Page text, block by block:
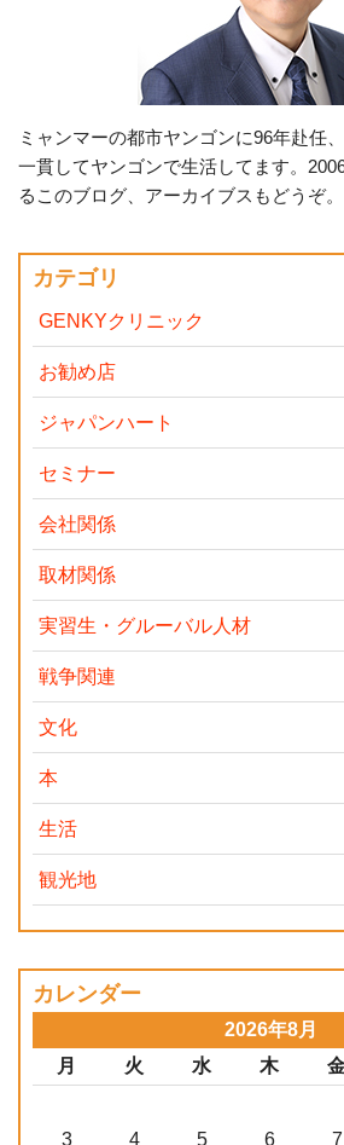
ミャンマーの都市ヤンゴンに96年赴任
一貫してヤンゴンで生活してます。
るこのブログ、アーカイブスもどうぞ。
カテゴリ
GENKYクリニック
お勧め店
ジャパンハート
セミナー
会社関係
取材関係
実習生・グルーバル人材
戦争関連
文化
本
生活
観光地
カレンダー
2026年8月
月
火 水 木
3
4 5 6 7